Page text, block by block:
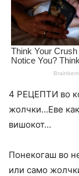
4 РЕЦЕПТИ во
жолчки…Еве
вишокот…
Понекогаш во
или само